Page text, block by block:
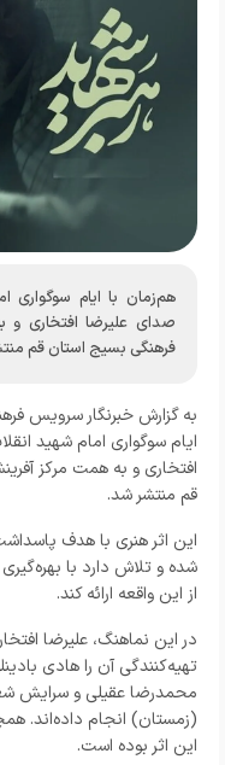
هم‌زمان با ایام سوگواری
صدای علیرضا افتخاری
فرهنگی بسیج استان قم
به گزارش خبرنگار سرویس
ایام سوگواری امام شهید
افتخاری و به همت مرکز
قم منتشر شد.
این اثر هنری با هدف
شده و تلاش دارد با
از این واقعه ارائه کند.
در این نماهنگ، علیرضا
تهیه‌کنندگی آن را هادی
محمدرضا عقیلی و سرایش
(زمستان) انجام داده‌اند.
این اثر بوده است.